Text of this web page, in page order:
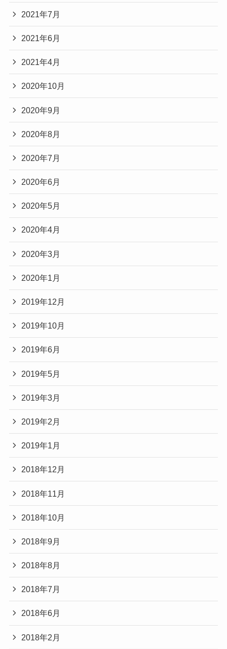
2021年7月
2021年6月
2021年4月
2020年10月
2020年9月
2020年8月
2020年7月
2020年6月
2020年5月
2020年4月
2020年3月
2020年1月
2019年12月
2019年10月
2019年6月
2019年5月
2019年3月
2019年2月
2019年1月
2018年12月
2018年11月
2018年10月
2018年9月
2018年8月
2018年7月
2018年6月
2018年2月